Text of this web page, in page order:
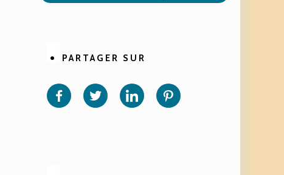
PARTAGER SUR
sur sur sur